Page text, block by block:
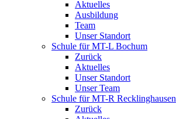
Aktuelles
Ausbildung
Team
Unser Standort
Schule für MT-L Bochum
Zurück
Aktuelles
Unser Standort
Unser Team
Schule für MT-R Recklinghausen
Zurück